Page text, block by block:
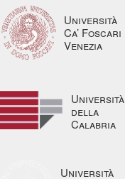
Università
Ca’ Foscari
Venezia
Università
della
Calabria
Università